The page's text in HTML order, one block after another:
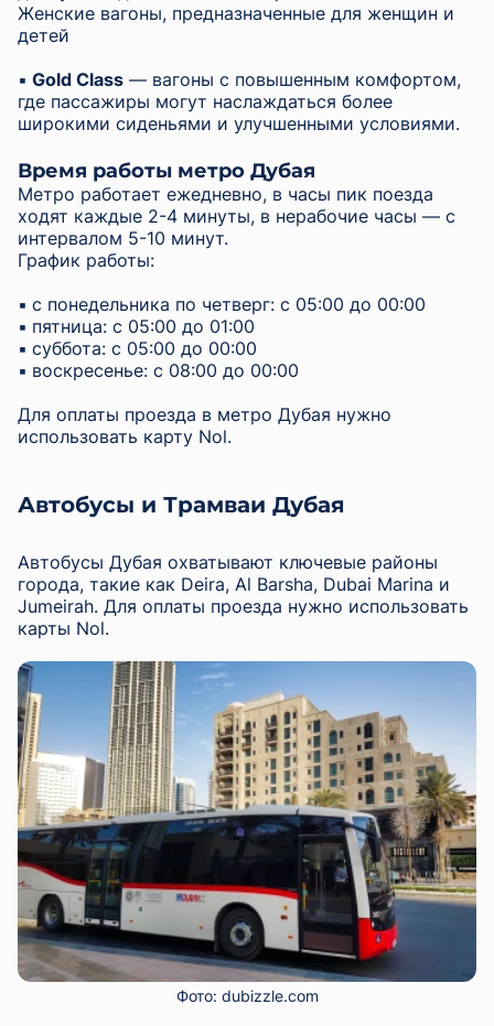
Женские вагоны, предназначенные для женщин и
детей
▪︎ Gold Class — вагоны с повышенным комфортом,
где пассажиры могут наслаждаться более
широкими сиденьями и улучшенными условиями.
Время работы метро Дубая
Метро работает ежедневно, в часы пик поезда
ходят каждые 2-4 минуты, в нерабочие часы — с
интервалом 5-10 минут.
График работы:
▪︎ с понедельника по четверг: с 05:00 до 00:00
▪︎ пятница: с 05:00 до 01:00
▪︎ суббота: с 05:00 до 00:00
▪︎ воскресенье: с 08:00 до 00:00
Для оплаты проезда в метро Дубая нужно
использовать карту Nol.
Автобусы и Трамваи Дубая
Автобусы Дубая охватывают ключевые районы
города, такие как Deira, Al Barsha, Dubai Marina и
Jumeirah. Для оплаты проезда нужно использовать
карты Nol.
Фото: dubizzle.com